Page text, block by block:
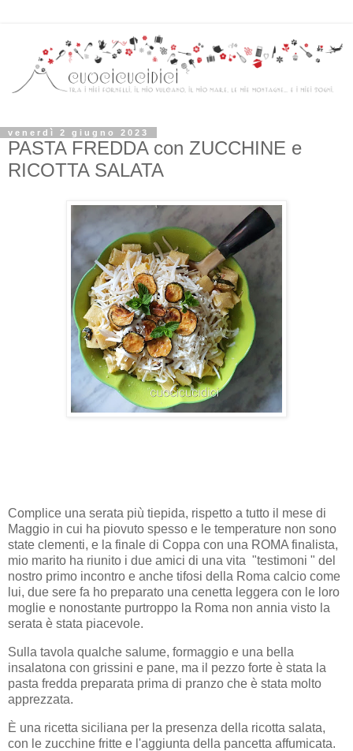
venerdì 2 giugno 2023
PASTA FREDDA con ZUCCHINE e
RICOTTA SALATA
Complice una serata più tiepida, rispetto a tutto il mese di
Maggio in cui ha piovuto spesso e le temperature non sono
state clementi, e la finale di Coppa con una ROMA finalista,
mio marito ha riunito i due amici di una vita "testimoni " del
nostro primo incontro e anche tifosi della Roma calcio come
lui, due sere fa ho preparato una cenetta leggera con le loro
moglie e nonostante purtroppo la Roma non annia visto la
serata è stata piacevole.
Sulla tavola qualche salume, formaggio e una bella
insalatona con grissini e pane, ma il pezzo forte è stata la
pasta fredda preparata prima di pranzo che è stata molto
apprezzata.
È una ricetta siciliana per la presenza della ricotta salata,
con le zucchine fritte e l'aggiunta della pancetta affumicata.